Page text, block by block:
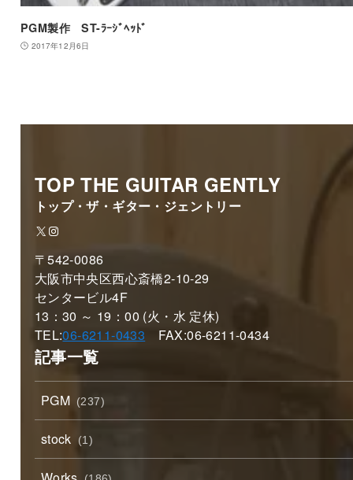
PGM製作 ST-ﾗｰｼﾞﾍｯﾄﾞ
2017年12月6日
TOP THE GUITAR GENTLY
トップ・ザ・ギター・ジェントリー
X Instagram
〒542-0086
大阪市中央区西心斎橋2-10-29
センタービル4F
13：30 ～ 19：00 (火・水 定休)
TEL:06-6211-0433 FAX:06-6211-0434
記事一覧
PGM (237)
stock (1)